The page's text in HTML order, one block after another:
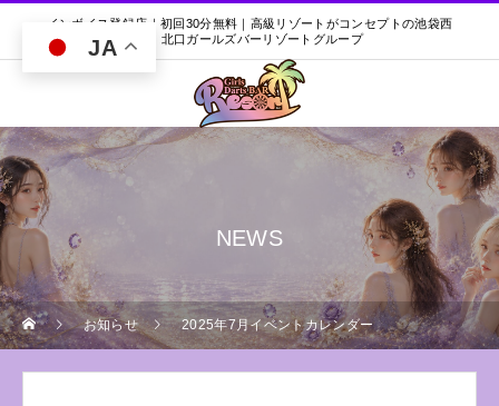
インボイス登録店｜初回30分無料｜高級リゾートがコンセプトの池袋西
口・北口ガールズバーリゾートグループ
NEWS
お知らせ 2025年7月イベントカレンダー
JA